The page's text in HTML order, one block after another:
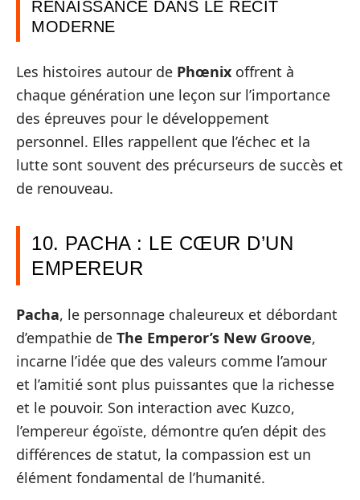
RENAISSANCE DANS LE RÉCIT
MODERNE
Les histoires autour de Phœnix offrent à
chaque génération une leçon sur l’importance
des épreuves pour le développement
personnel. Elles rappellent que l’échec et la
lutte sont souvent des précurseurs de succès et
de renouveau.
10. PACHA : LE CŒUR D’UN
EMPEREUR
Pacha, le personnage chaleureux et débordant
d’empathie de The Emperor’s New Groove,
incarne l’idée que des valeurs comme l’amour
et l’amitié sont plus puissantes que la richesse
et le pouvoir. Son interaction avec Kuzco,
l’empereur égoïste, démontre qu’en dépit des
différences de statut, la compassion est un
élément fondamental de l’humanité.